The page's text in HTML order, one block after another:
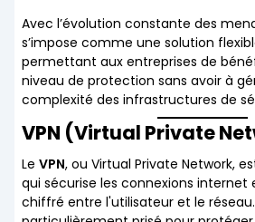
Avec l’évolution constante des
s’impose comme une solution
permettant aux entreprises de
niveau de protection sans avoir à
complexité des infrastructures de
VPN (Virtual Private
Le VPN, ou Virtual Private Network,
qui sécurise les connexions
chiffré entre l'utilisateur et le